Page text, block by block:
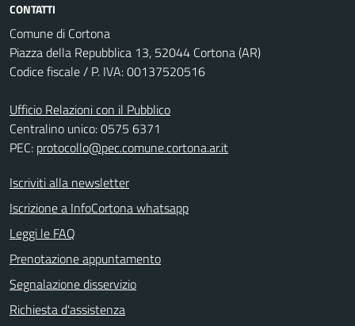
CONTATTI
Comune di Cortona
Piazza della Repubblica 13, 52044 Cortona (AR)
Codice fiscale / P. IVA: 00137520516
Ufficio Relazioni con il Pubblico
Centralino unico: 0575 6371
PEC: protocollo@pec.comune.cortona.ar.it
Iscriviti alla newsletter
Iscrizione a InfoCortona whatsapp
Leggi le FAQ
Prenotazione appuntamento
Segnalazione disservizio
Richiesta d'assistenza